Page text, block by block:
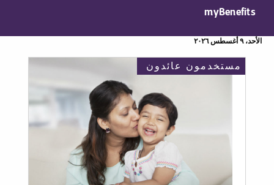
myBenefits
الأحد، ٩ أغسطس ٢٠٢٦
مستخدمون عائدون